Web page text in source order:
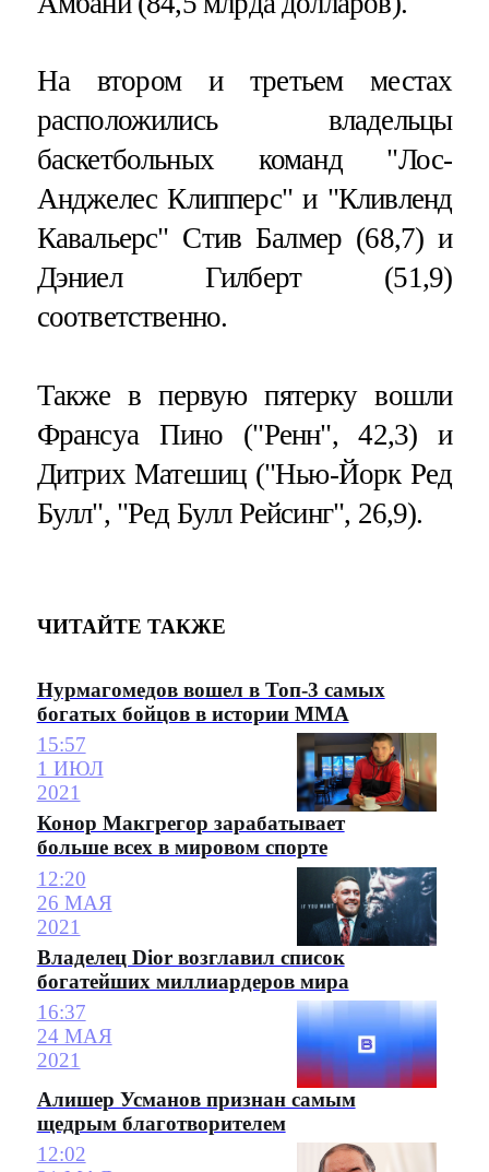
На втором и третьем местах
расположились владельцы
баскетбольных команд "Лос-
Анджелес Клипперс" и "Кливленд
Кавальерс" Стив Балмер (68,7) и
Дэниел Гилберт (51,9)
соответственно.
Также в первую пятерку вошли
Франсуа Пино ("Ренн", 42,3) и
Дитрих Матешиц ("Нью-Йорк Ред
Булл", "Ред Булл Рейсинг", 26,9).
ЧИТАЙТЕ ТАКЖЕ
Нурмагомедов вошел в Топ-3 самых
богатых бойцов в истории ММА
15:57
1 ИЮЛ
2021
Конор Макгрегор зарабатывает
больше всех в мировом спорте
12:20
26 МАЯ
2021
Владелец Dior возглавил список
богатейших миллиардеров мира
16:37
24 МАЯ
2021
Алишер Усманов признан самым
щедрым благотворителем
12:02